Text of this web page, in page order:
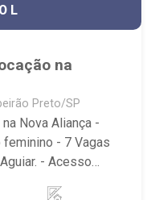
L
na
Preto/SP
Nova Aliança -
- 7 Vagas
Acesso